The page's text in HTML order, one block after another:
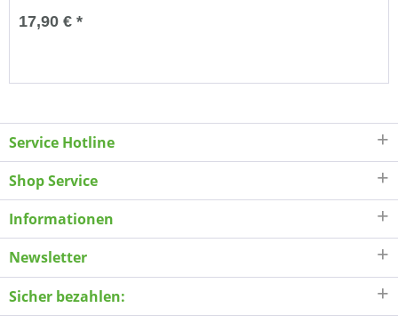
17,90 € *
Service Hotline
Shop Service
Informationen
Newsletter
Sicher bezahlen: